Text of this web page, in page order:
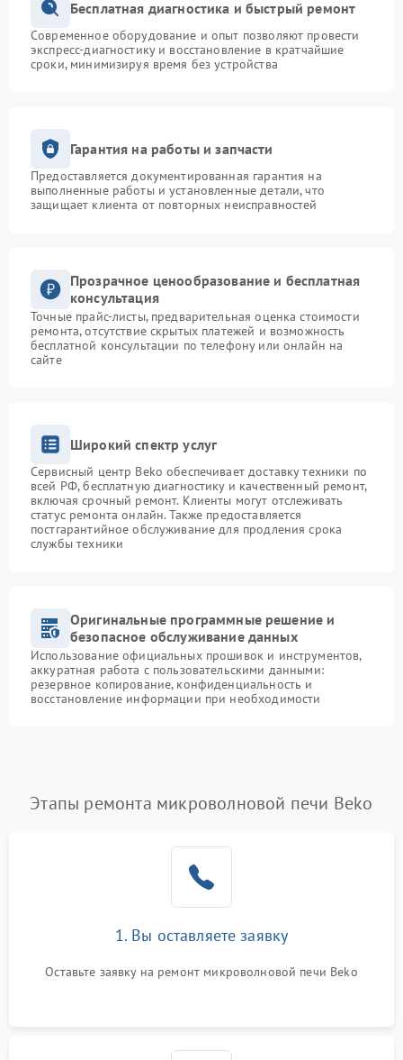
Бесплатная диагностика и быстрый ремонт
Современное оборудование и опыт позволяют провести
экспресс-диагностику и восстановление в кратчайшие
сроки, минимизируя время без устройства
Гарантия на работы и запчасти
Предоставляется документированная гарантия на
выполненные работы и установленные детали, что
защищает клиента от повторных неисправностей
Прозрачное ценообразование и бесплатная
консультация
Точные прайс-листы, предварительная оценка стоимости
ремонта, отсутствие скрытых платежей и возможность
бесплатной консультации по телефону или онлайн на
сайте
Широкий спектр услуг
Сервисный центр Beko обеспечивает доставку техники по
всей РФ, бесплатную диагностику и качественный ремонт,
включая срочный ремонт. Клиенты могут отслеживать
статус ремонта онлайн. Также предоставляется
постгарантийное обслуживание для продления срока
службы техники
Оригинальные программные решение и
безопасное обслуживание данных
Использование официальных прошивок и инструментов,
аккуратная работа с пользовательскими данными:
резервное копирование, конфиденциальность и
восстановление информации при необходимости
Этапы ремонта микроволновой печи Beko
1. Вы оставляете заявку
Оставьте заявку на ремонт микроволновой печи Beko